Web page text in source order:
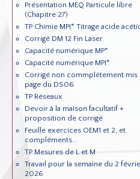
Présentation MEQ Particule libre
(Chapitre 27)
TP Chimie MPI* Titrage acide
Corrigé DM 12 Fin Laser
Capacité numérique MP*
Capacité numérique MPI*
Corrigé non commplètement mis
page du DS06
TP Réseaux
Devoir à la maison facultatif +
proposition de corrigé
Feuille exercices OEM1 et 2, et
compléments...
TP Mesures de L et M
Travail pour la semaine du 2
2026